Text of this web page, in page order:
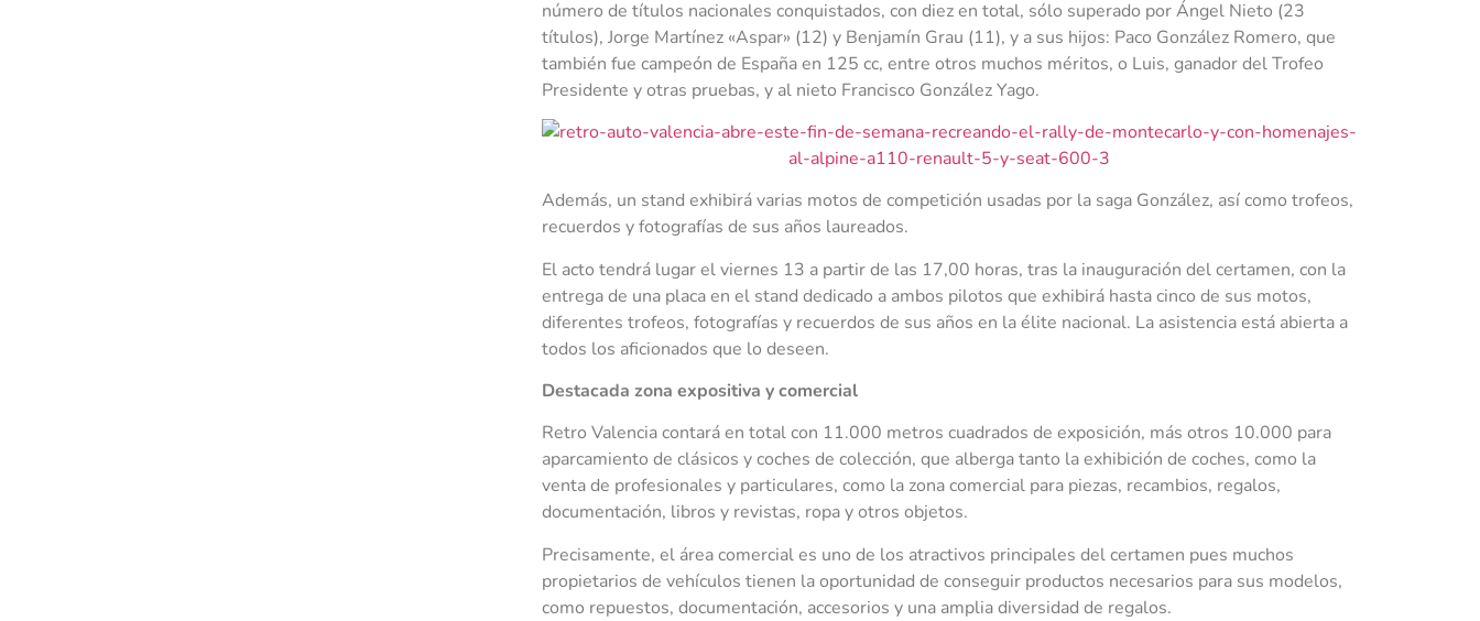
número de títulos nacionales conquistados, con diez en total, sólo superado por Ángel Nieto (23
títulos), Jorge Martínez «Aspar» (12) y Benjamín Grau (11), y a sus hijos: Paco González Romero, que
también fue campeón de España en 125 cc, entre otros muchos méritos, o Luis, ganador del Trofeo
Presidente y otras pruebas, y al nieto Francisco González Yago.
Además, un stand exhibirá varias motos de competición usadas por la saga González, así como trofeos,
recuerdos y fotografías de sus años laureados.
El acto tendrá lugar el viernes 13 a partir de las 17,00 horas, tras la inauguración del certamen, con la
entrega de una placa en el stand dedicado a ambos pilotos que exhibirá hasta cinco de sus motos,
diferentes trofeos, fotografías y recuerdos de sus años en la élite nacional. La asistencia está abierta a
todos los aficionados que lo deseen.
Destacada zona expositiva y comercial
Retro Valencia contará en total con 11.000 metros cuadrados de exposición, más otros 10.000 para
aparcamiento de clásicos y coches de colección, que alberga tanto la exhibición de coches, como la
venta de profesionales y particulares, como la zona comercial para piezas, recambios, regalos,
documentación, libros y revistas, ropa y otros objetos.
Precisamente, el área comercial es uno de los atractivos principales del certamen pues muchos
propietarios de vehículos tienen la oportunidad de conseguir productos necesarios para sus modelos,
como repuestos, documentación, accesorios y una amplia diversidad de regalos.